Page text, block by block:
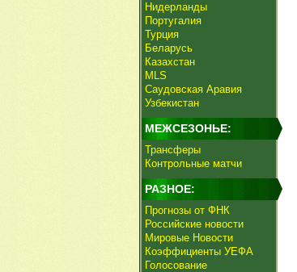
Нидерланды
Португалия
Турция
Беларусь
Казахстан
MLS
Саудовская Аравия
Узбекистан
МЕЖСЕЗОНЬЕ:
Трансферы
Контрольные матчи
РАЗНОЕ:
Прогнозы от ФНК
Российские новости
Мировые Новости
Коэффициенты УЕФА
Голосование